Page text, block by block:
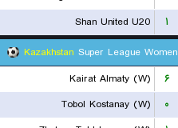
Shan United U20
۱
Kazakhstan Super League Women
Kairat Almaty (W)
۶
Tobol Kostanay (W)
۰